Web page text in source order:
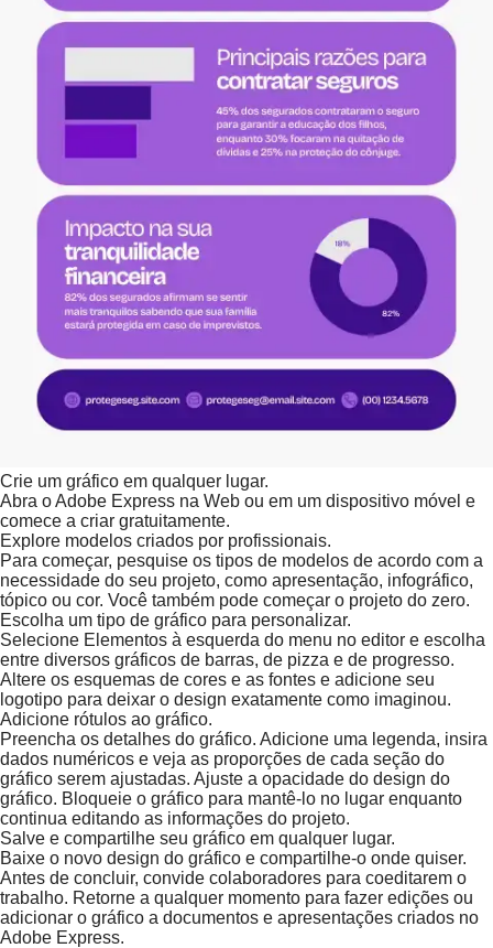
Crie um gráfico em qualquer lugar.
Abra o Adobe Express na Web ou em um dispositivo móvel e
comece a criar gratuitamente.
Explore modelos criados por profissionais.
Para começar, pesquise os tipos de modelos de acordo com a
necessidade do seu projeto, como apresentação, infográfico,
tópico ou cor. Você também pode começar o projeto do zero.
Escolha um tipo de gráfico para personalizar.
Selecione Elementos à esquerda do menu no editor e escolha
entre diversos gráficos de barras, de pizza e de progresso.
Altere os esquemas de cores e as fontes e adicione seu
logotipo para deixar o design exatamente como imaginou.
Adicione rótulos ao gráfico.
Preencha os detalhes do gráfico. Adicione uma legenda, insira
dados numéricos e veja as proporções de cada seção do
gráfico serem ajustadas. Ajuste a opacidade do design do
gráfico. Bloqueie o gráfico para mantê-lo no lugar enquanto
continua editando as informações do projeto.
Salve e compartilhe seu gráfico em qualquer lugar.
Baixe o novo design do gráfico e compartilhe-o onde quiser.
Antes de concluir, convide colaboradores para coeditarem o
trabalho. Retorne a qualquer momento para fazer edições ou
adicionar o gráfico a documentos e apresentações criados no
Adobe Express.